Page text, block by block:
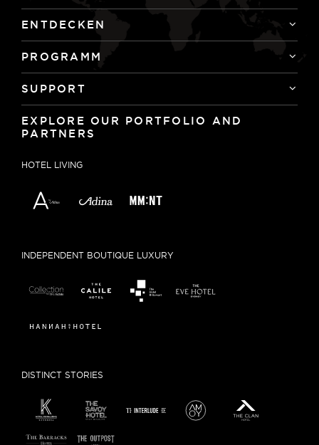
ENTDECKEN
PROGRAMM
SUPPORT
EXPLORE OUR PORTFOLIO AND
PARTNERS
HOTEL LIVING
INDEPENDENT BOUTIQUE LUXURY
DISTINCT STORIES